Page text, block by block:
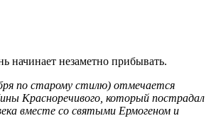
начинает незаметно прибывать.
по старому стилю) отмечается
Красноречивого, который пострадал
вместе со святыми Ермогеном и